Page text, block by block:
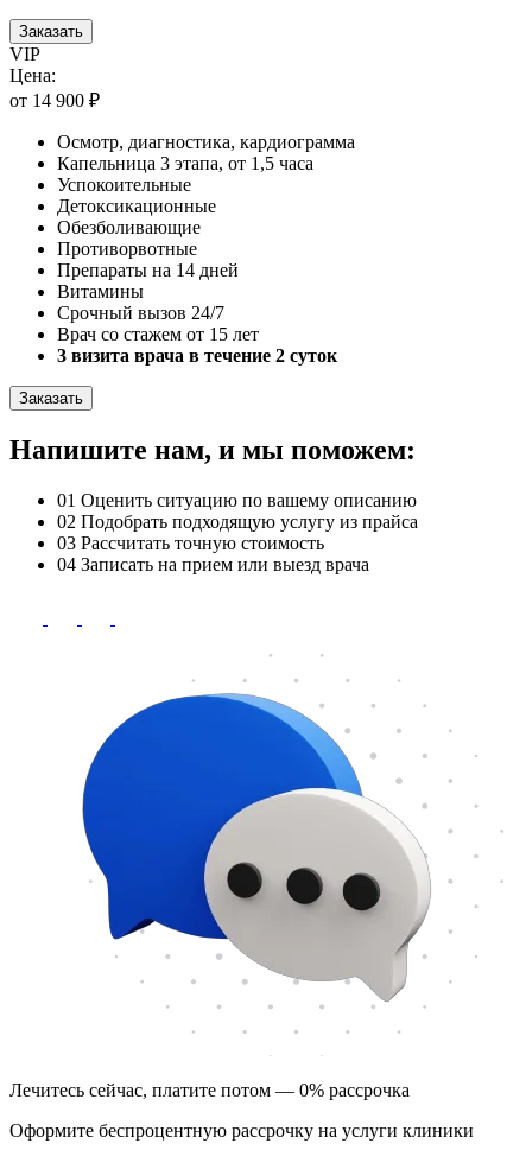
Заказать
VIP
Цена:
от 14 900 ₽
Осмотр, диагностика, кардиограмма
Капельница 3 этапа, от 1,5 часа
Успокоительные
Детоксикационные
Обезболивающие
Противорвотные
Препараты на 14 дней
Витамины
Срочный вызов 24/7
Врач со стажем от 15 лет
3 визита врача в течение 2 суток
Заказать
Напишите нам, и мы поможем:
01 Оценить ситуацию по вашему описанию
02 Подобрать подходящую услугу из прайса
03 Рассчитать точную стоимость
04 Записать на прием или выезд врача
Лечитесь сейчас, платите потом — 0% рассрочка
Оформите беспроцентную рассрочку на услуги клиники